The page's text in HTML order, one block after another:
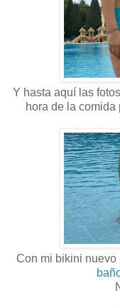
Y hasta aquí las
hora de la comida
Con mi bikini nuevo